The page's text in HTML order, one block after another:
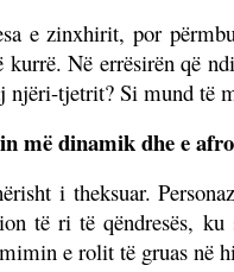
e zinxhirit, por
kurrë. Në errësirën që
njëri-tjetrit? Si mund të
më dinamik dhe e
i theksuar.
të ri të qëndresës,
e rolit të gruas në